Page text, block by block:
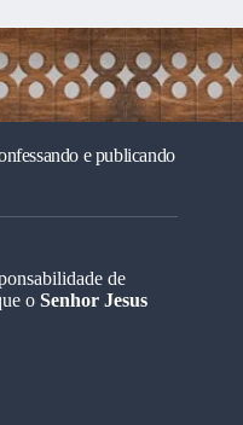
e publicando
de
o Senhor Jesus